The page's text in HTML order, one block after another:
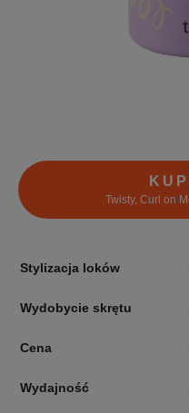
Twisty, Curl on
Stylizacja loków
Wydobycie skrętu
Cena
Wydajność